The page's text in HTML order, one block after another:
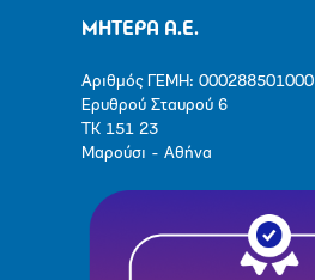
ΜΗΤΕΡΑ Α.Ε.
Αριθμός ΓΕΜΗ: 000288501000
Ερυθρού Σταυρού 6
ΤΚ 151 23
Μαρούσι - Αθήνα